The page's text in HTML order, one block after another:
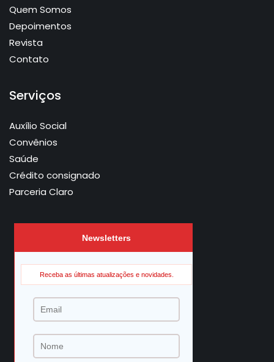
Quem Somos
Depoimentos
Revista
Contato
Serviços
Auxílio Social
Convênios
Saúde
Crédito consignado
Parceria Claro